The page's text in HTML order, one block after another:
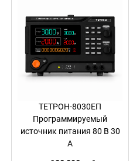
ТЕТРОН-8030ЕП
Программируемый
источник питания 80 В 30
А